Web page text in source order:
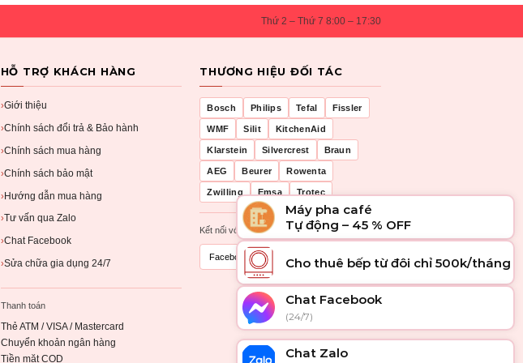
Thứ 2 – Thứ 7 8:00 – 17:30
HỖ TRỢ KHÁCH HÀNG
›Giới thiệu
›Chính sách đổi trả & Bảo hành
›Chính sách mua hàng
›Chính sách bảo mật
›Hướng dẫn mua hàng
›Tư vấn qua Zalo
›Chat Facebook
›Sửa chữa gia dụng 24/7
Thanh toán
Thẻ ATM / VISA / Mastercard
Chuyển khoản ngân hàng
Tiền mặt COD
THƯƠNG HIỆU ĐỐI TÁC
Bosch Philips Tefal Fissler
WMF Silit KitchenAid
Klarstein Silvercrest Braun
AEG Beurer Rowenta
Zwilling Emsa Trotec
Kết nối với chúng tôi
Facebook
Máy pha café
Tự động – 45 % OFF
Cho thuê bếp từ đôi chỉ 500k/tháng
Chat Facebook
(24/7)
Chat Zalo